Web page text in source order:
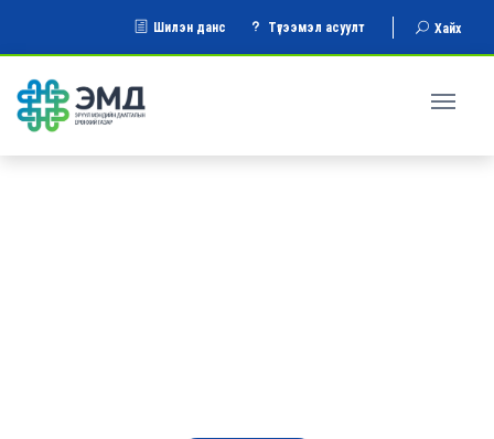
Шилэн данс Түгээмэл асуулт Хайх